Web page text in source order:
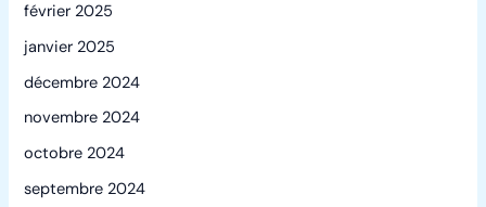
février 2025
janvier 2025
décembre 2024
novembre 2024
octobre 2024
septembre 2024